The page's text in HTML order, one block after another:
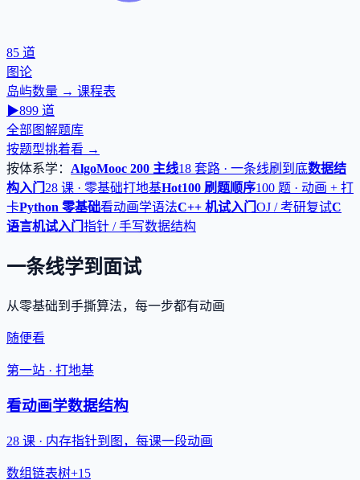
85 道
图论
岛屿数量 → 课程表
▶899 道
全部图解题库
按题型挑着看 →
按体系学： AlgoMooc 200 主线18 套路 · 一条线刷到底数据结
构入门 28 课 · 零基础打地基Hot100 刷题顺序100 题 · 动画 + 打
卡Python 零基础看动画学语法C++ 机试入门 OJ / 考研复试C
语言机试入门 指针 / 手写数据结构
一条线学到面试
从零基础到手撕算法，每一步都有动画
随便看
第一站 · 打地基
看动画学数据结构
28 课 · 内存指针到图，每课一段动画
数组链表树+15